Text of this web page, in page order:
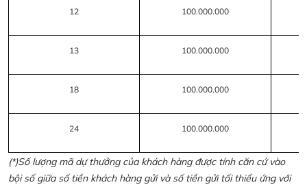
12 100.000.000
13 100.000.000
18 100.000.000
24 100.000.000
(*)Số lượng mã dự thưởng của khách hàng được tính căn cứ vào
bội số giữa số tiền khách hàng gửi và số tiền gửi tối thiểu ứng với